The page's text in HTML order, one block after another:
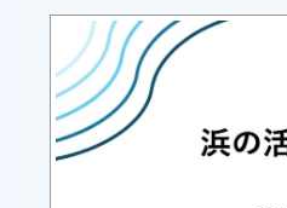
行い、製氷貯氷施設の導
高鮮度出荷を行う計画をす